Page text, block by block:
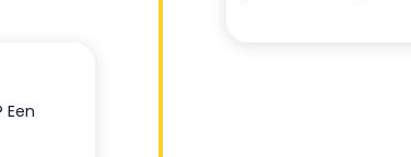
Een